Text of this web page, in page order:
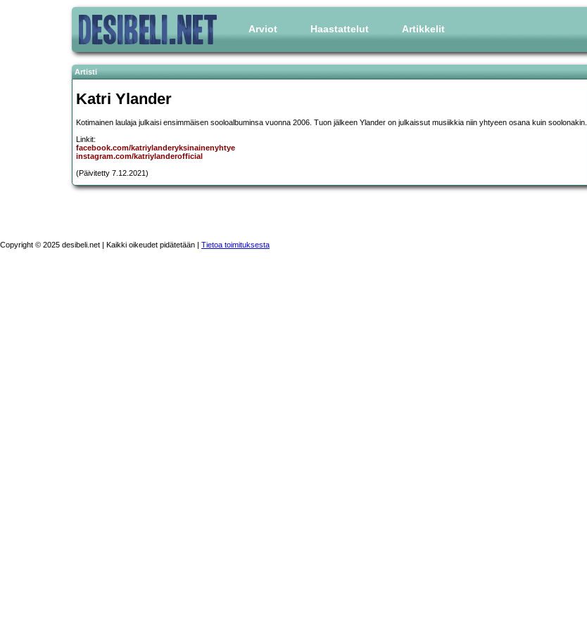
Arviot Haastattelut Artikkelit
Artisti
Katri Ylander
Kotimainen laulaja julkaisi ensimmäisen sooloalbuminsa vuonna 2006. Tuon jälkeen Ylander on julkaissut musiikkia niin yhtyeen osana kuin soolonakin.
Linkit:
facebook.com/katriylanderyksinainenyhtye
instagram.com/katriylanderofficial
(Päivitetty 7.12.2021)
Copyright © 2025 desibeli.net | Kaikki oikeudet pidätetään | Tietoa toimituksesta